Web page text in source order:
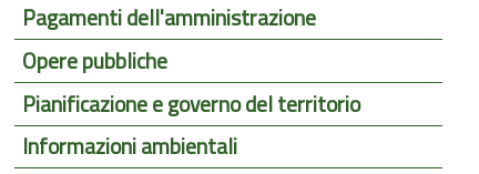
Pagamenti dell'amministrazione
Opere pubbliche
Pianificazione e governo del territorio
Informazioni ambientali